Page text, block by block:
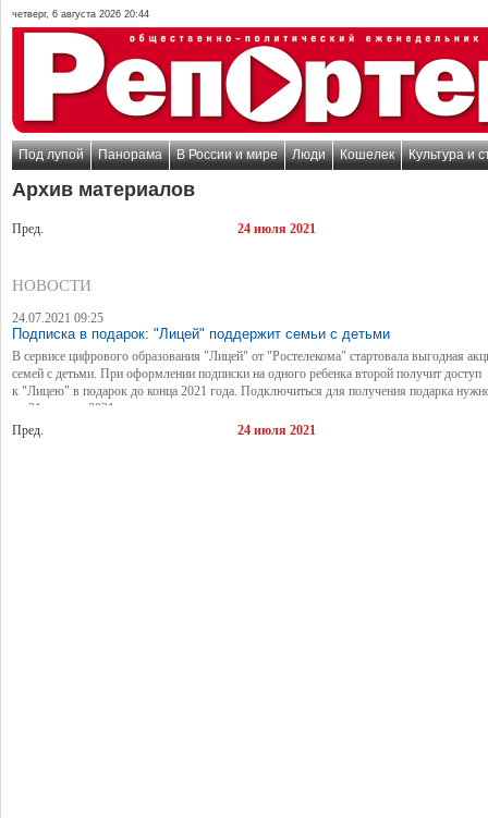
четверг, 6 августа 2026 20:44
Под лупой Панорама В России и мире Люди Кошелек Культура и
Архив материалов
Пред. 24 июля 2021
НОВОСТИ
24.07.2021 09:25
Подписка в подарок: "Лицей" поддержит семьи с детьми
В сервисе цифрового образования "Лицей" от "Ростелекома" стартовала выгодная
семей с детьми. При оформлении подписки на одного ребенка второй получит доступ
к "Лицею" в подарок до конца 2021 года. Подключиться для получения подарка
до 31 августа 2021 года.
Пред.
24 июля 2021